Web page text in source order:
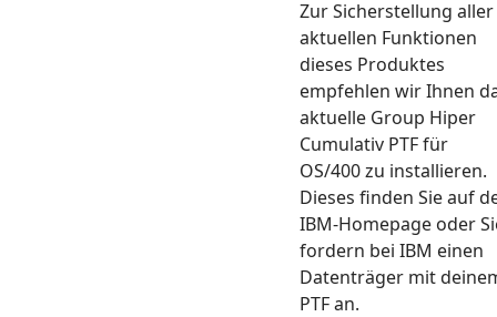
Zur Sicherstellung aller
aktuellen Funktionen
dieses Produktes
empfehlen wir Ihnen
aktuelle Group Hiper
Cumulativ PTF für
OS/400 zu installieren.
Dieses finden Sie auf
IBM-Homepage oder
fordern bei IBM einen
Datenträger mit
PTF an.